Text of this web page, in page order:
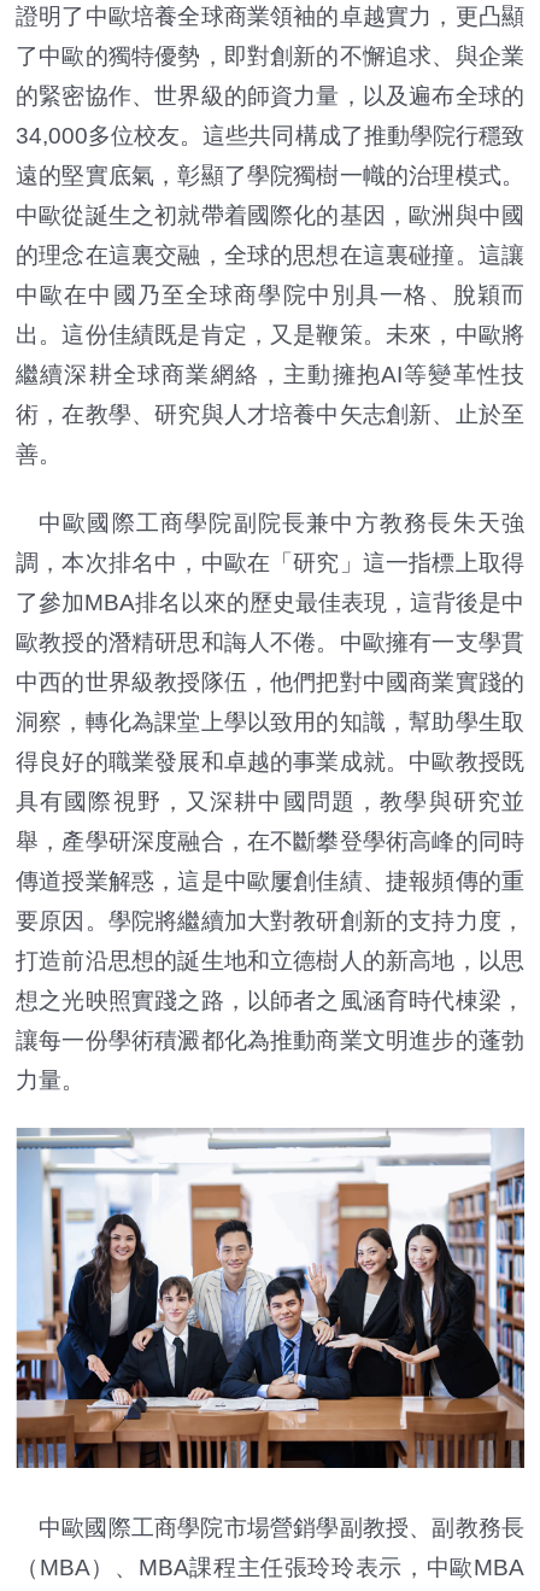
證明了中歐培養全球商業領袖的卓越實力，更凸顯
了中歐的獨特優勢，即對創新的不懈追求、與企業
的緊密協作、世界級的師資力量，以及遍布全球的
34,000多位校友。這些共同構成了推動學院行穩致
遠的堅實底氣，彰顯了學院獨樹一幟的治理模式。
中歐從誕生之初就帶着國際化的基因，歐洲與中國
的理念在這裏交融，全球的思想在這裏碰撞。這讓
中歐在中國乃至全球商學院中別具一格、脫穎而
出。這份佳績既是肯定，又是鞭策。未來，中歐將
繼續深耕全球商業網絡，主動擁抱AI等變革性技
術，在教學、研究與人才培養中矢志創新、止於至
善。
中歐國際工商學院副院長兼中方教務長朱天強
調，本次排名中，中歐在「研究」這一指標上取得
了參加MBA排名以來的歷史最佳表現，這背後是中
歐教授的潛精研思和誨人不倦。中歐擁有一支學貫
中西的世界級教授隊伍，他們把對中國商業實踐的
洞察，轉化為課堂上學以致用的知識，幫助學生取
得良好的職業發展和卓越的事業成就。中歐教授既
具有國際視野，又深耕中國問題，教學與研究並
舉，產學研深度融合，在不斷攀登學術高峰的同時
傳道授業解惑，這是中歐屢創佳績、捷報頻傳的重
要原因。學院將繼續加大對教研創新的支持力度，
打造前沿思想的誕生地和立德樹人的新高地，以思
想之光映照實踐之路，以師者之風涵育時代棟梁，
讓每一份學術積澱都化為推動商業文明進步的蓬勃
力量。
中歐國際工商學院市場營銷學副教授、副教務長
（MBA）、MBA課程主任張玲玲表示，中歐MBA